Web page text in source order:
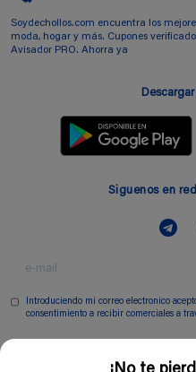
Soydechollos.com encuentra los
moda, hogar y más. Cupones
Avisador PRO. Ahorra ya
Siguenos en
Introduciendo mi correo electronico
consentimiento a recibir comerciales a